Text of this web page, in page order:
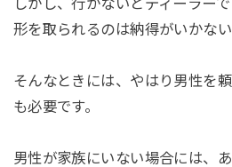
しかし、行かないとディーラー
形を取られるのは納得がいかない
そんなときには、やはり男性を
も必要です。
男性が家族にいない場合には、